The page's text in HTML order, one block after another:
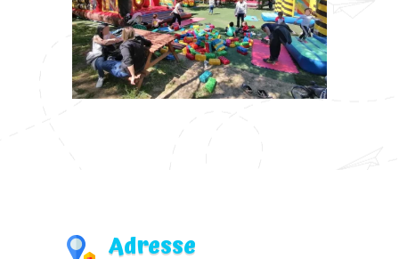
Adresse